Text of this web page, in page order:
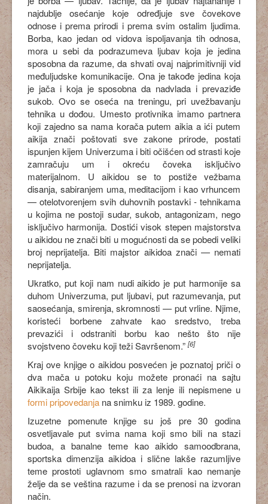
najdublje osećanje koje određjuje sve čovekove
odnose i prema prirodi i prema svim ostalim ljudima.
Borba, kao jedan od vidova ispoljavanja tih odnosa,
mora u sebi da podrazumeva ljubav koja je jedina
sposobna da razume, da shvati ovaj najprimitivniji vid
međuljudske komunikacije. Ona je takođe jedina koja
je jača i koja je sposobna da nadvlada i prevaziđe
sukob. Ovo se oseća na treningu, pri uvežbavanju
tehnika u dođou. Umesto protivnika imamo partnera
koji zajedno sa nama korača putem aikia a ići putem
aikija znači poštovati sve zakone prirode, postati
ispunjen kijem Univerzuma i biti očišćen od strasti koje
zamračuju um i okreću čoveka isključivo
materijalnom. U aikidou se to postiže vežbama
disanja, sabiranjem uma, meditacijom i kao vrhuncem
— otelotvorenjem svih duhovnih postavki - tehnikama
u kojima ne postoji sudar, sukob, antagonizam, nego
isključivo harmonija. Dostići visok stepen majstorstva
u aikidou ne znači biti u mogućnosti da se pobedi veliki
broj neprijatelja. Biti majstor aikidoa znači — nemati
neprijatelja.
Ukratko, put koji nam nudi aikido je put harmonije sa
duhom Univerzuma, put ljubavi, put razumevanja, put
saosećanja, smirenja, skromnosti — put vrline. Njime,
koristeći borbene zahvate kao sredstvo, treba
prevazići i odstraniti borbu kao nešto što nije
svojstveno čoveku koji teži Savršenom.”[6]
Kraj ove knjige o aikidou posvećen je poznatoj priči o
dva mača u potoku koju možete pronaći na sajtu
Aikikaija Srbije kao tekst ili za lenje ili nepismene u
formi pripovedanja na snimku iz 1989. godine.
Izuzetne pomenute knjige su još pre 30 godina
osvetljavale put svima nama koji smo bili na stazi
budoa, a banalne teme kao aikido samoodbrana,
sportska dimenzija aikidoa i slične lakše razumljive
teme prostoti uglavnom smo smatrali kao nemanje
želje da se veština razume i da se prenosi na izvoran
način.